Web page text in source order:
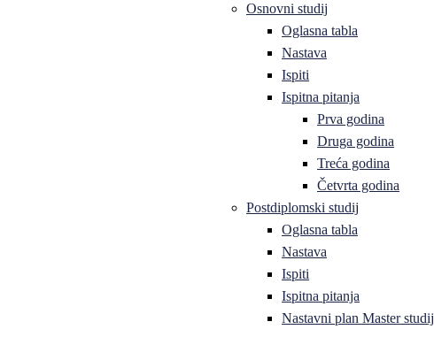
Osnovni studij
Oglasna tabla
Nastava
Ispiti
Ispitna pitanja
Prva godina
Druga godina
Treća godina
Četvrta godina
Postdiplomski studij
Oglasna tabla
Nastava
Ispiti
Ispitna pitanja
Nastavni plan Master studij